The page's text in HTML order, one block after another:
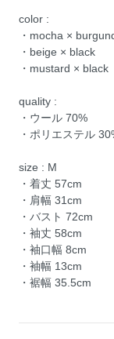
color :
・mocha ×
・beige × black
・mustard × black
quality :
・ウール 70%
・ポリエステル
size : M
・着丈 57cm
・肩幅 31cm
・バスト 72cm
・袖丈 58cm
・袖口幅 8cm
・袖幅 13cm
・裾幅 35.5cm